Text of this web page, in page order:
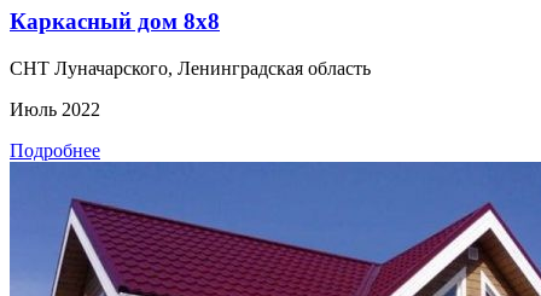
Каркасный дом 8х8
СНТ Луначарского, Ленинградская область
Июль 2022
Подробнее